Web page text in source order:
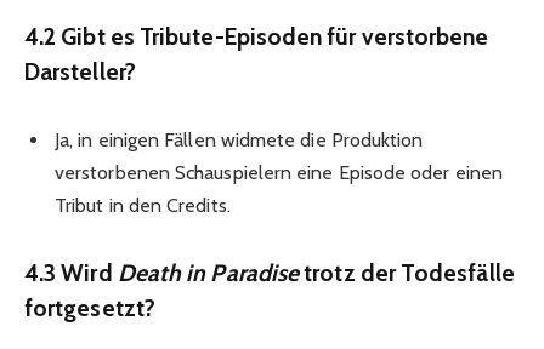
4.2 Gibt es Tribute-Episoden für verstorbene
Darsteller?
Ja, in einigen Fällen widmete die Produktion
verstorbenen Schauspielern eine Episode oder einen
Tribut in den Credits.
4.3 Wird Death in Paradisetrotz der Todesfälle
fortgesetzt?